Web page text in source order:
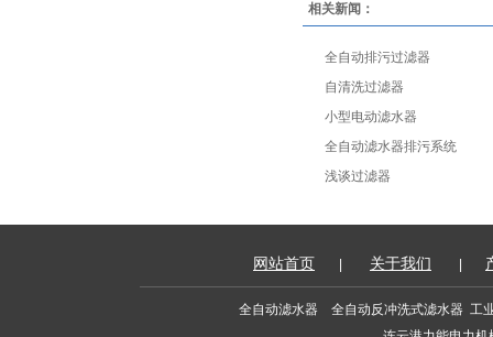
相关新闻：
全自动排污过滤器
自清洗过滤器
小型电动滤水器
全自动滤水器排污系统
浅谈过滤器
网站首页 关于我们
全自动滤水器 全自动反冲洗式滤水器 工